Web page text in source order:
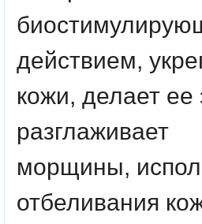
действием,
кожи, делает ее
разглаживает
морщины,
отбеливания